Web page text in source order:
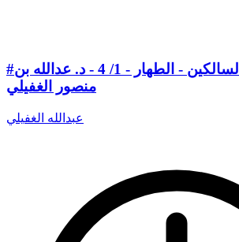
#درس_منهج_السالكين - الطهار - 1/ 4 - د. عدالله بن
منصور الغفيلي
عبدالله الغفيلي